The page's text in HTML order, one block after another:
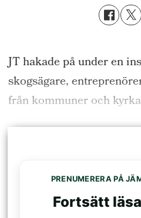
JT hakade på under en
skogsägare,
från kommuner och
PRENUMERERA PÅ
Fortsätt